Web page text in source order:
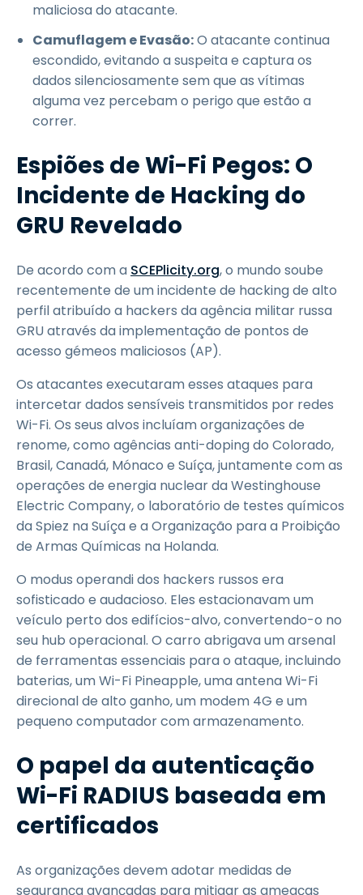
maliciosa do atacante.
Camuflagem e Evasão:O atacante continua
escondido, evitando a suspeita e captura os
dados silenciosamente sem que as vítimas
alguma vez percebam o perigo que estão a
correr.
Espiões de Wi-Fi Pegos: O
Incidente de Hacking do
GRU Revelado
De acordo com a SCEPlicity.org, o mundo soube
recentemente de um incidente de hacking de alto
perfil atribuído a hackers da agência militar russa
GRU através da implementação de pontos de
acesso gémeos maliciosos (AP).
Os atacantes executaram esses ataques para
intercetar dados sensíveis transmitidos por redes
Wi-Fi. Os seus alvos incluíam organizações de
renome, como agências anti-doping do Colorado,
Brasil, Canadá, Mónaco e Suíça, juntamente com as
operações de energia nuclear da Westinghouse
Electric Company, o laboratório de testes químicos
da Spiez na Suíça e a Organização para a Proibição
de Armas Químicas na Holanda.
O modus operandi dos hackers russos era
sofisticado e audacioso. Eles estacionavam um
veículo perto dos edifícios-alvo, convertendo-o no
seu hub operacional. O carro abrigava um arsenal
de ferramentas essenciais para o ataque, incluindo
baterias, um Wi-Fi Pineapple, uma antena Wi-Fi
direcional de alto ganho, um modem 4G e um
pequeno computador com armazenamento.
O papel da autenticação
Wi-Fi RADIUS baseada em
certificados
As organizações devem adotar medidas de
segurança avançadas para mitigar as ameaças